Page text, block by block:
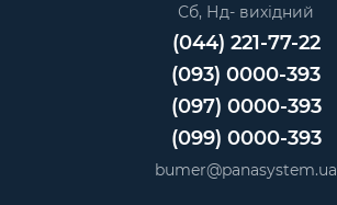
Сб, Нд- вихідний
(044) 221-77-22
(093) 0000-393
(097) 0000-393
(099) 0000-393
bumer@panasystem.ua